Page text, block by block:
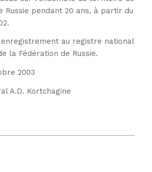
Russie pendant 20 ans, à partir du
enregistrement au registre national
la Fédération de Russie.
2003
A.D. Kortchagine